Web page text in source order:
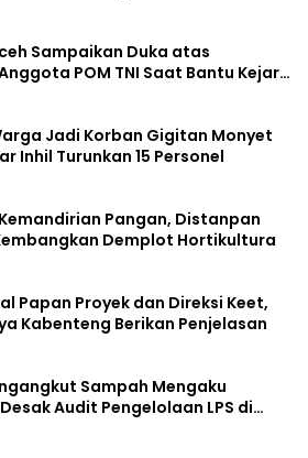
Sampaikan Duka atas
POM TNI Saat Bantu Kejar
Jadi Korban Gigitan Monyet
Inhil Turunkan 15 Personel
Pangan, Distanpan
Demplot Hortikultura
Papan Proyek dan Direksi Keet,
Kabenteng Berikan Penjelasan
Sampah Mengaku
Audit Pengelolaan LPS di